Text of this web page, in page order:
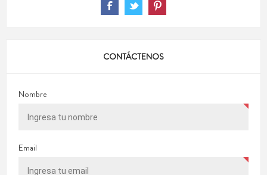
CONTÁCTENOS
Nombre
Email